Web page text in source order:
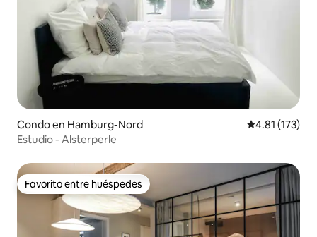
Condo en Hamburg-Nord Calificación
4.81 (173)
Estudio - Alsterperle
Favorito entre huéspedes
Favorito entre huéspedes